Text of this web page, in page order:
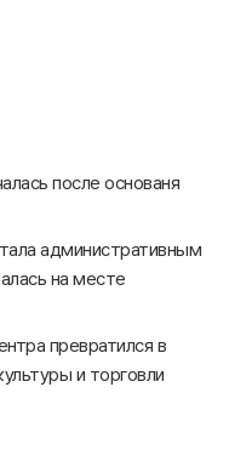
после основаня
административным
на месте
превратился в
и торговли